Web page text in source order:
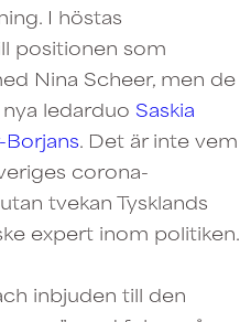
I höstas
positionen som
Nina Scheer, men de
ledarduo Saskia
. Det är inte vem
corona-
tvekan Tysklands
expert inom politiken.
inbjuden till den